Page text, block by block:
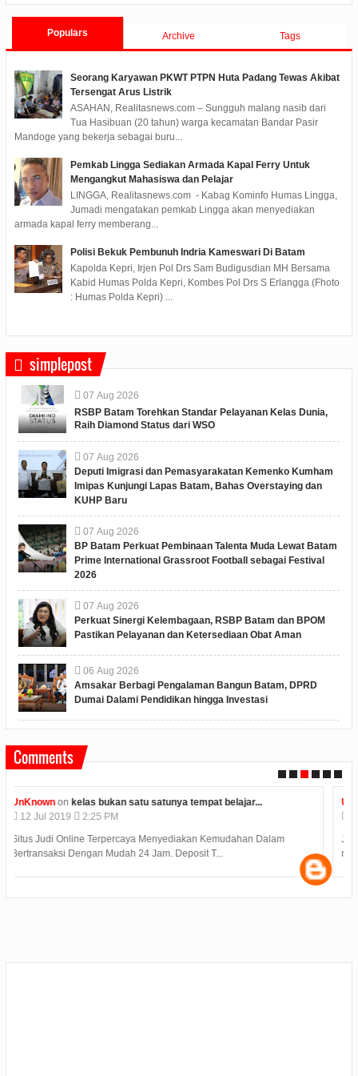
Populars Archive Tags
Seorang Karyawan PKWT PTPN Huta Padang Tewas Akibat
Tersengat Arus Listrik
ASAHAN, Realitasnews.com – Sungguh malang nasib dari
Tua Hasibuan (20 tahun) warga kecamatan Bandar Pasir
Mandoge yang bekerja sebagai buru...
Pemkab Lingga Sediakan Armada Kapal Ferry Untuk
Mengangkut Mahasiswa dan Pelajar
LINGGA, Realitasnews.com - Kabag Kominfo Humas Lingga,
Jumadi mengatakan pemkab Lingga akan menyediakan
armada kapal ferry memberang...
Polisi Bekuk Pembunuh Indria Kameswari Di Batam
Kapolda Kepri, Irjen Pol Drs Sam Budigusdian MH Bersama
Kabid Humas Polda Kepri, Kombes Pol Drs S Erlangga (Fhoto
: Humas Polda Kepri) ...
simplepost
07 Aug 2026
RSBP Batam Torehkan Standar Pelayanan Kelas Dunia,
Raih Diamond Status dari WSO
07 Aug 2026
Deputi Imigrasi dan Pemasyarakatan Kemenko Kumham
Imipas Kunjungi Lapas Batam, Bahas Overstaying dan
KUHP Baru
07 Aug 2026
BP Batam Perkuat Pembinaan Talenta Muda Lewat Batam
Prime International Grassroot Football sebagai Festival
2026
07 Aug 2026
Perkuat Sinergi Kelembagaan, RSBP Batam dan BPOM
Pastikan Pelayanan dan Ketersediaan Obat Aman
06 Aug 2026
Amsakar Berbagi Pengalaman Bangun Batam, DPRD
Dumai Dalami Pendidikan hingga Investasi
Comments
Unknownonkonjen india di medan kunjungi bp batam...
12 Jul 2019
2:12 PM
Judi Deposit Ovo semakin booming di dunia judi online dengan
minimal deposit 10.000 Yuukkkk gabung j...